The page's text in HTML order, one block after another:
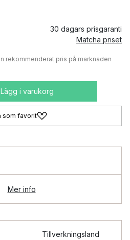
30 dagars prisgaranti
Matcha priset
rekommenderat pris på marknaden
Lägg i varukorg
som favorit
Mer info
Tillverkningsland